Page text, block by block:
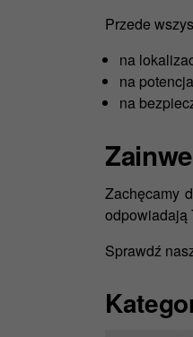
Przede
na
na
na
Zachęcamy
odpowiadają
Sprawdź